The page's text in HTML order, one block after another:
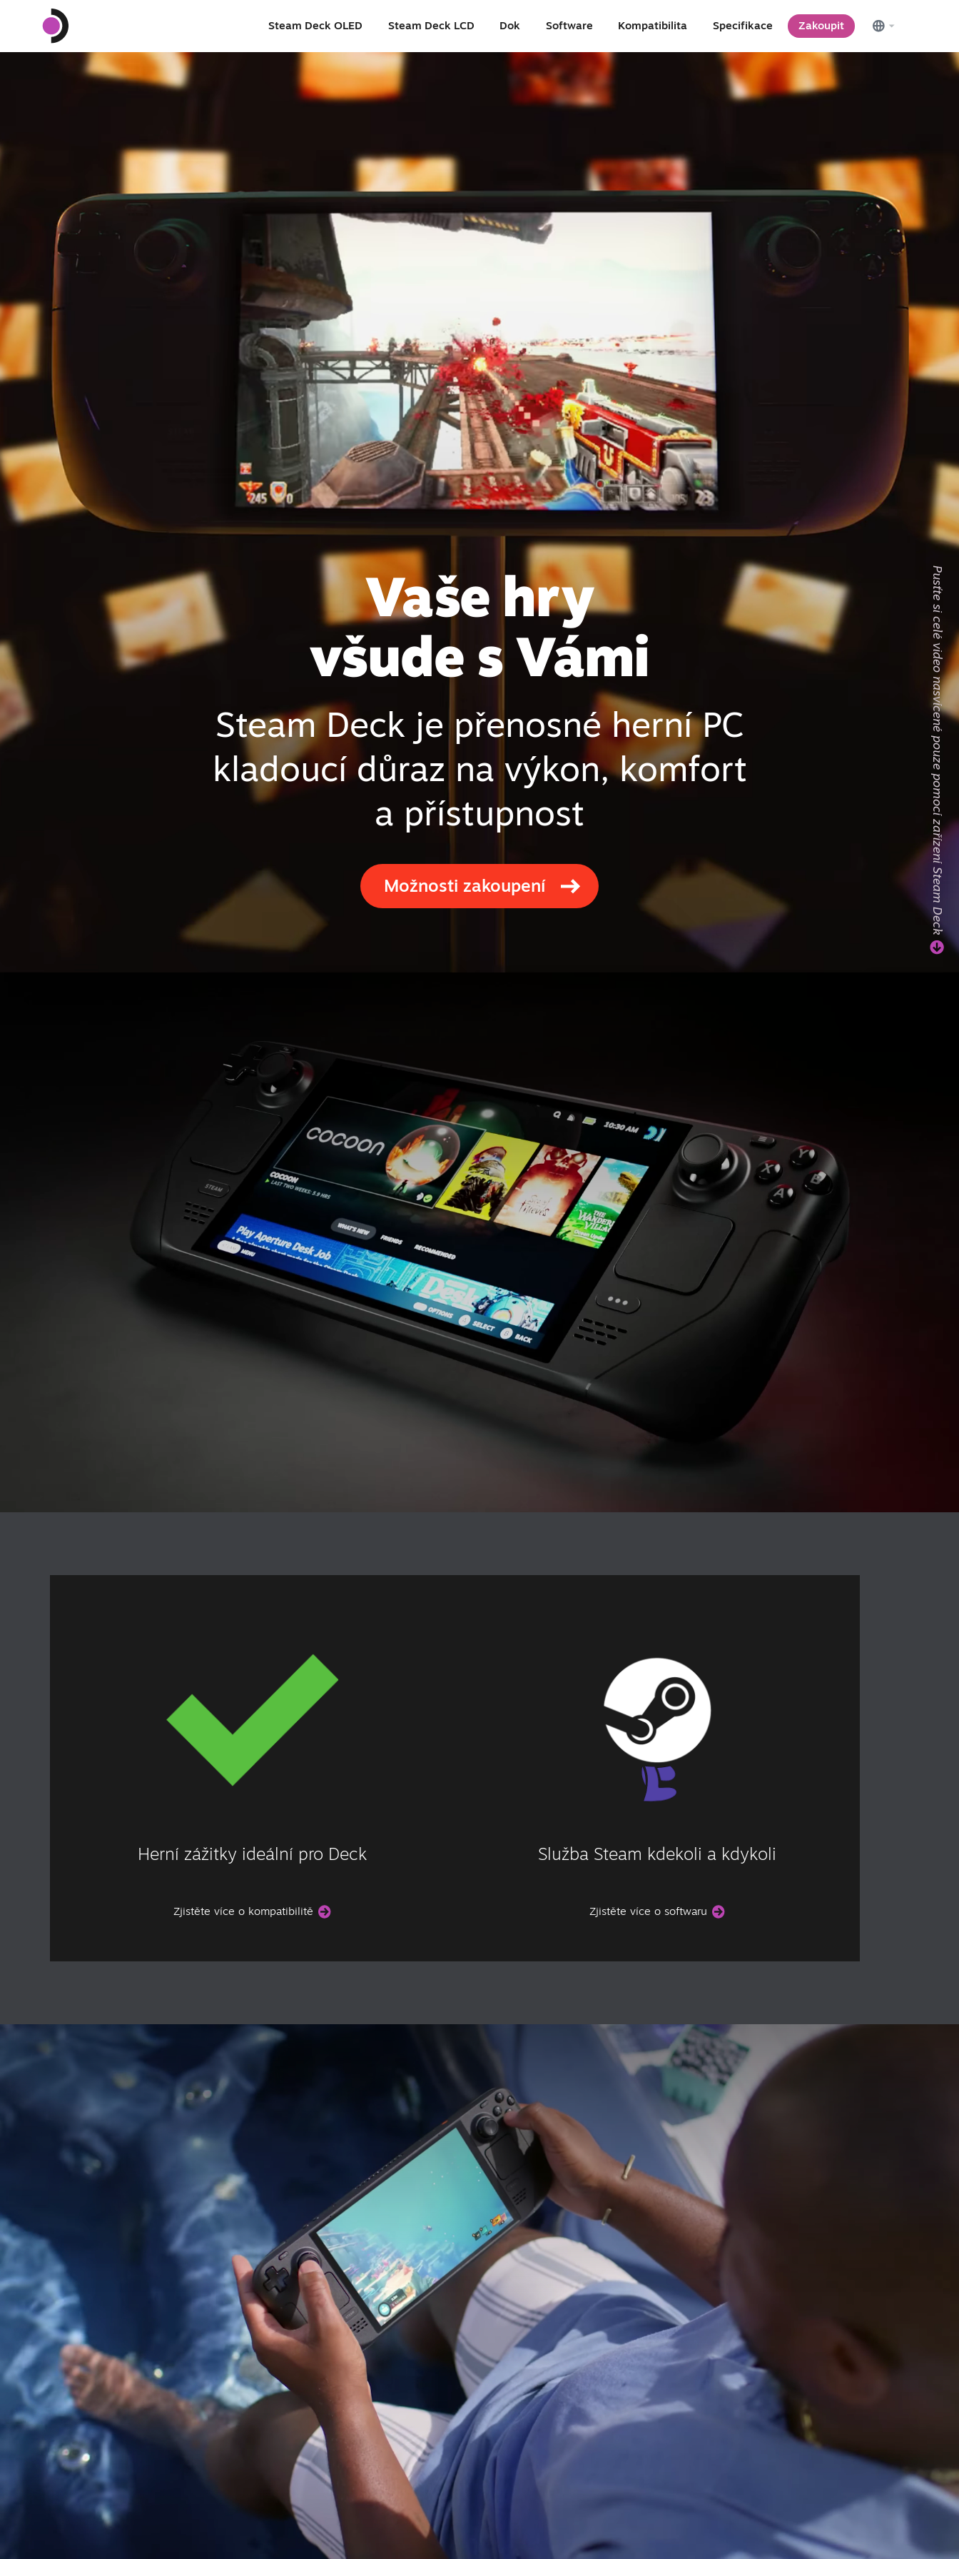
Steam Deck OLED Steam Deck LCD Dok Software Kompatibilita Specifikace Zakoupit
Vaše hry
všude s Vámi
Steam Deck je přenosné herní PC
kladoucí důraz na výkon, komfort
a přístupnost
Možnosti zakoupení Pusťte si celé video nasvícené pouze pomocí zařízení Steam Deck
Herní zážitky ideální pro Deck
Zjistěte více o kompatibilitě
Služba Steam kdekoli a kdykoli
Zjistěte více o softwaru